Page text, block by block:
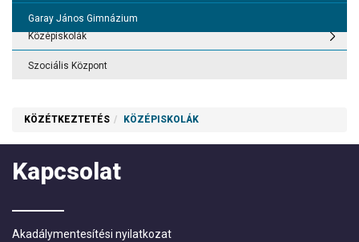
Általános iskolák
Középiskolák
Garay János Gimnázium
Szociális Központ
KÖZÉTKEZTETÉS KÖZÉPISKOLÁK
Kapcsolat
Akadálymentesítési nyilatkozat